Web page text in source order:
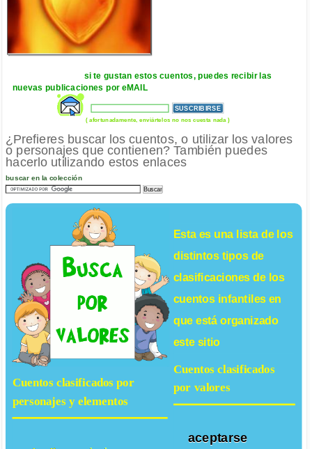
si te gustan estos cuentos, puedes recibir las
nuevas publicaciones por eMAIL
( afortunadamente, enviártelos no nos cuesta nada )
¿Prefieres buscar los cuentos, o utilizar los valores
o personajes que contienen? También puedes
hacerlo utilizando estos enlaces
buscar en la colección
Esta es una lista de los
distintos tipos de
clasificaciones de los
cuentos infantilesen
que está organizado
este sitio
Cuentos clasificados
por valores
aceptarse
Cuentos clasificados por
personajes y elementos